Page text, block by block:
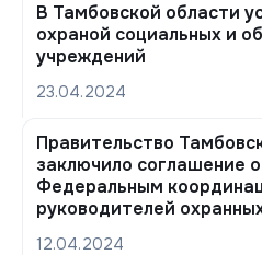
В Тамбовской области
охраной социальных и
учреждений
23.04.2024
Правительство
заключило соглашение
Федеральным
руководителей
12.04.2024